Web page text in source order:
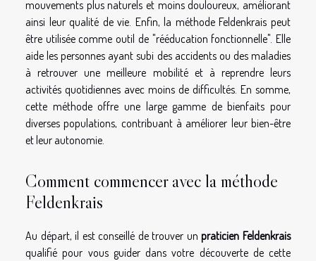
mouvements plus naturels et moins douloureux, améliorant
ainsi leur qualité de vie. Enfin, la méthode Feldenkrais peut
être utilisée comme outil de "rééducation fonctionnelle". Elle
aide les personnes ayant subi des accidents ou des maladies
à retrouver une meilleure mobilité et à reprendre leurs
activités quotidiennes avec moins de difficultés. En somme,
cette méthode offre une large gamme de bienfaits pour
diverses populations, contribuant à améliorer leur bien-être
et leur autonomie.
Comment commencer avec la méthode
Feldenkrais
Au départ, il est conseillé de trouver unpraticien Feldenkrais
qualifié pour vous guider dans votre découverte de cette